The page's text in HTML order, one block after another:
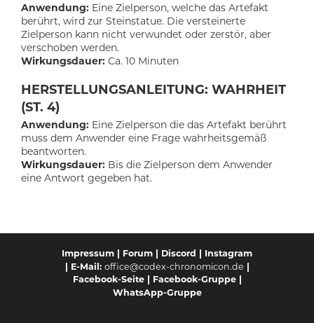
Anwendung: Eine Zielperson, welche das Artefakt
berührt, wird zur Steinstatue. Die versteinerte
Zielperson kann nicht verwundet oder zerstör, aber
verschoben werden.
Wirkungsdauer: Ca. 10 Minuten
HERSTELLUNGSANLEITUNG: WAHRHEIT
(ST. 4)
Anwendung: Eine Zielperson die das Artefakt berührt
muss dem Anwender eine Frage wahrheitsgemäß
beantworten.
Wirkungsdauer: Bis die Zielperson dem Anwender
eine Antwort gegeben hat.
Impressum Forum Discord
Instagram
| E-Mail: office@codex-chronomicon.de
Facebook-Seite
Facebook-Gruppe
WhatsApp-Gruppe